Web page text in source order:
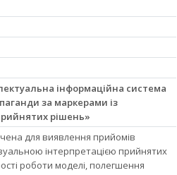
інформаційна система
за маркерами із
рішень»
для виявлення прийомів
інтерпретацією прийнятих
роботи моделі, полегшення